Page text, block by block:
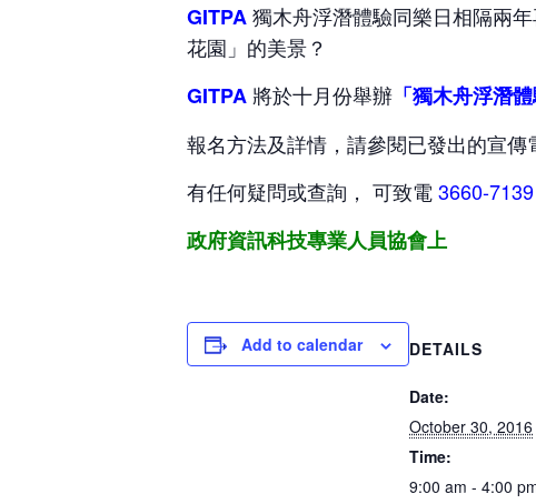
GITPA獨木舟浮潛體驗同樂日相隔兩
花園」的美景？
GITPA 將於十月份舉辦 「獨木舟浮潛
報名方法及詳情，請參閱已發出的宣傳
有任何疑問或查詢， 可致電 3660-7139
政府資訊科技專業人員協會上
Add to calendar DETAILS
Date:
October 30, 2016
Time:
9:00 am - 4:00